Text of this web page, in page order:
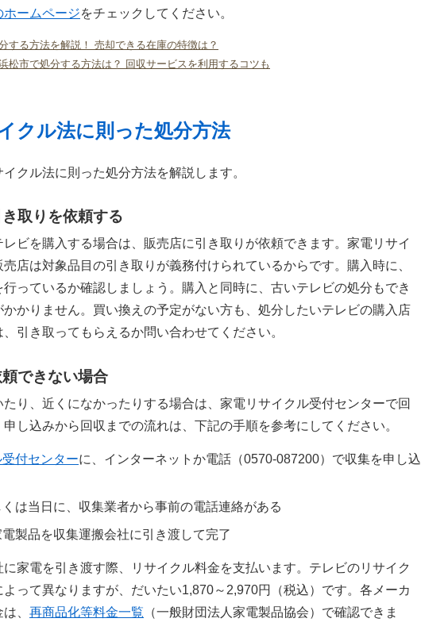
ームページをチェックしてください。
する方法を解説！ 売却できる在庫の特徴は？
松市で処分する方法は？ 回収サービスを利用するコツも
クル法に則った処分方法
クル法に則った処分方法を解説します。
取りを依頼する
ビを購入する場合は、販売店に引き取りが依頼できます。家電リサイ
店は対象品目の引き取りが義務付けられているからです。購入時に、
っているか確認しましょう。購入と同時に、古いテレビの処分もでき
かかりません。買い換えの予定がない方も、処分したいテレビの購入店
引き取ってもらえるか問い合わせてください。
できない場合
り、近くになかったりする場合は、家電リサイクル受付センターで回
し込みから回収までの流れは、下記の手順を参考にしてください。
付センターに、インターネットか電話（0570-087200）で収集を申し込
は当日に、収集業者から事前の電話連絡がある
製品を収集運搬会社に引き渡して完了
家電を引き渡す際、リサイクル料金を支払います。テレビのリサイク
よって異なりますが、だいたい1,870～2,970円（税込）です。各メーカ
、 再商品化等料金一覧 （一般財団法人家電製品協会）で確認できま